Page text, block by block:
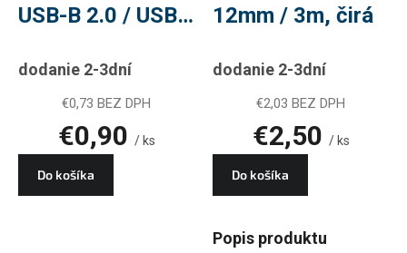
USB-B 2.0 / USB-
dodanie 2-3dní
€0,73 BEZ DPH
€0,90 / ks
Do košíka
12mm / 3m, čirá
dodanie 2-3dní
€2,03 BEZ DPH
€2,50 / ks
Do košíka
Popis produktu